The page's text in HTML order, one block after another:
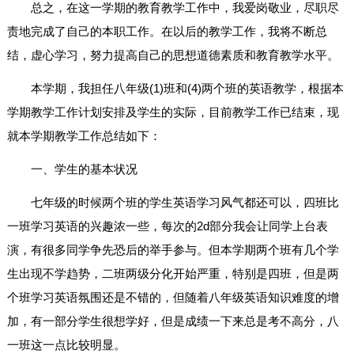
总之，在这一学期的教育教学工作中，我爱岗敬业，尽职尽
责地完成了自己的本职工作。在以后的教学工作，我将不断总
结，虚心学习，努力提高自己的思想道德素质和教育教学水平。
本学期，我担任八年级(1)班和(4)两个班的英语教学，根据本
学期教学工作计划安排及学生的实际，目前教学工作已结束，现
就本学期教学工作总结如下：
一、学生的基本状况
七年级的时候两个班的学生英语学习风气都还可以，四班比
一班学习英语的兴趣浓一些，每次的2d部分我会让同学上台表
演，有很多同学争先恐后的举手参与。但本学期两个班有几个学
生出现不学趋势，二班两级分化开始严重，特别是四班，但是两
个班学习英语氛围还是不错的，但随着八年级英语知识难度的增
加，有一部分学生很想学好，但是成绩一下来总是考不高分，八
一班这一点比较明显。